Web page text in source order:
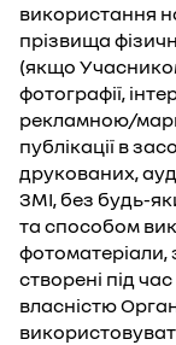
використання
прізвища
(якщо
фотографії,
рекламною/
публікації в
друкованих,
ЗМІ, без будь-
та способом
фотоматеріали,
створені під
власністю